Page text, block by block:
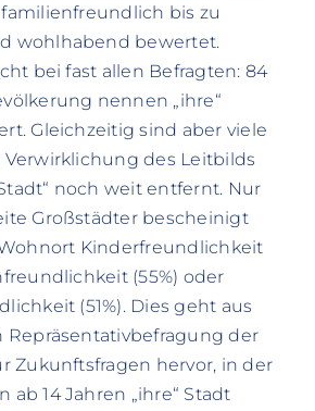
bis zu
wohlhabend bewertet.
bei fast allen Befragten: 84
nennen „ihre“
Gleichzeitig sind aber viele
Verwirklichung des Leitbilds
noch weit entfernt. Nur
Großstädter bescheinigt
Kinderfreundlichkeit
(55%) oder
(51%). Dies geht aus
Repräsentativbefragung der
Zukunftsfragen hervor, in der
ab 14 Jahren „ihre“ Stadt